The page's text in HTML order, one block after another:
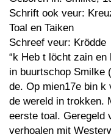
Schrift ook veur:
Toal en Taiken
Schreef veur: Krödde
“k Heb t löcht zain en
in buurtschop Smilke
de. Op mien17e bin k
de wereld in trokken.
eerste toal. Geregeld
verhoalen mit